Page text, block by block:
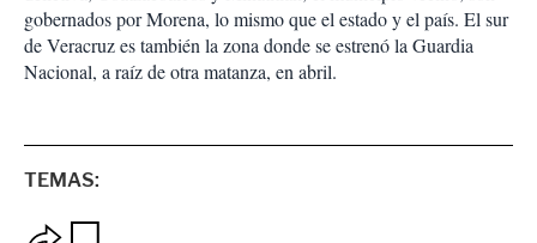
gobernados por Morena, lo mismo que el estado y el país. El sur
de Veracruz es también la zona donde se estrenó la Guardia
Nacional, a raíz de otra matanza, en abril.
TEMAS: